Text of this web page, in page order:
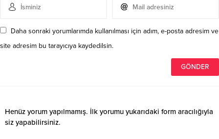
Daha sonraki yorumlarımda kullanılması için adım, e-posta adresim ve
site adresim bu tarayıcıya kaydedilsin.
Henüz yorum yapılmamış. İlk yorumu yukarıdaki form aracılığıyla
siz yapabilirsiniz.